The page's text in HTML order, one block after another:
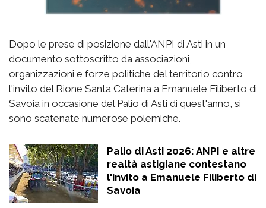
Dopo le prese di posizione dall'ANPI di Asti in un
documento sottoscritto da associazioni,
organizzazioni e forze politiche del territorio contro
l'invito del Rione Santa Caterina a Emanuele Filiberto di
Savoia in occasione del Palio di Asti di quest'anno, si
sono scatenate numerose polemiche.
Palio di Asti 2026: ANPI e altre
realtà astigiane contestano
l'invito a Emanuele Filiberto di
Savoia